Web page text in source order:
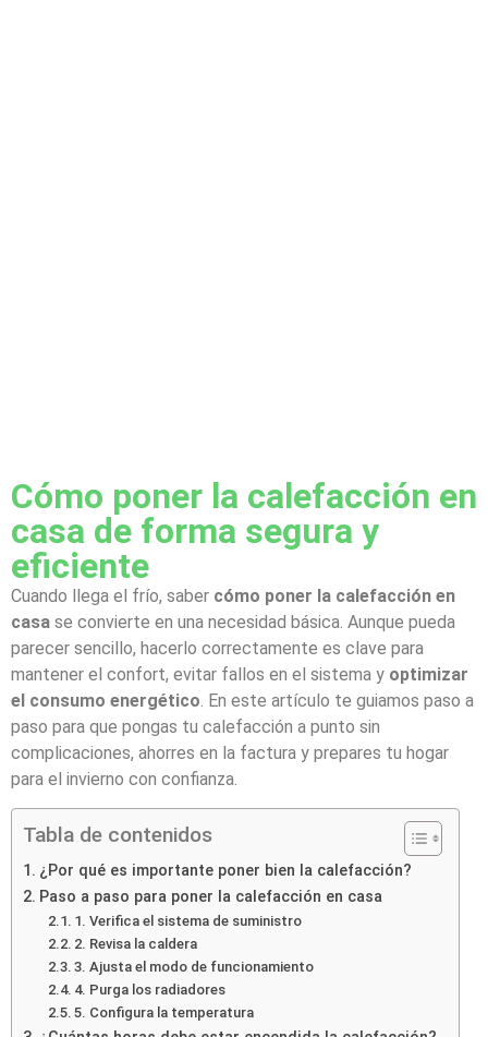
Cómo poner la calefacción en
casa de forma segura y
eficiente
Cuando llega el frío, saber cómo poner la calefacción en
casa se convierte en una necesidad básica. Aunque pueda
parecer sencillo, hacerlo correctamente es clave para
mantener el confort, evitar fallos en el sistema y optimizar
el consumo energético . En este artículo te guiamos paso a
paso para que pongas tu calefacción a punto sin
complicaciones, ahorres en la factura y prepares tu hogar
para el invierno con confianza.
Tabla de contenidos
¿Por qué es importante poner bien la calefacción?
Paso a paso para poner la calefacción en casa
1. Verifica el sistema de suministro
2. Revisa la caldera
3. Ajusta el modo de funcionamiento
4. Purga los radiadores
5. Configura la temperatura